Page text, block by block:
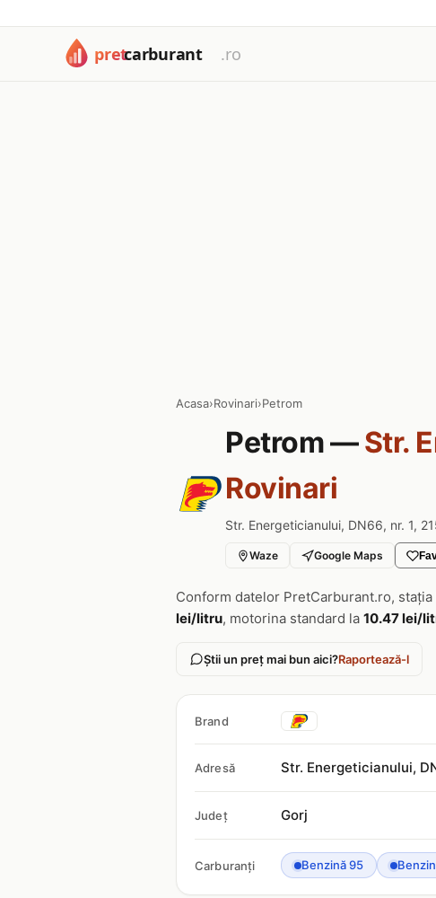
Acasa›Rovinari›Petrom
Petrom —Str.
Rovinari
Str. Energeticianului, DN66, nr. 1,
Waze Google Maps
Conform datelor PretCarburant.ro, stația
lei/litru, motorina standard la 10.47 lei/
Știi un preț mai bun aici?Raportează-l
Brand
Adresă Str. Energeticianului,
Județ Gorj
Carburanți Benzină 95